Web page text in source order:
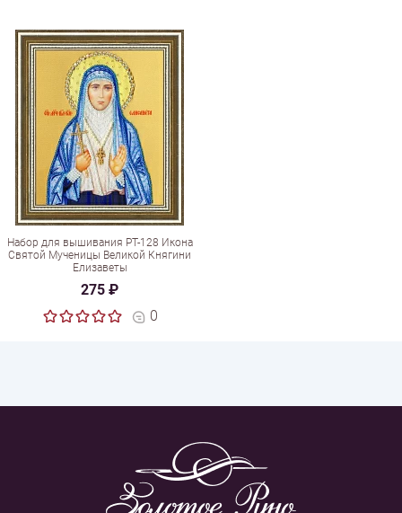
Набор для вышивания РТ-128 Икона
Святой Мученицы Великой Княгини
Елизаветы
275 ₽
0